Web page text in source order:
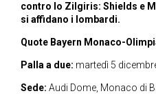
contro lo Zilgiris: Shields e
si affidano i lombardi.
Quote Bayern Monaco-
Palla a due: martedì 5
Sede: Audi Dome, Monaco di